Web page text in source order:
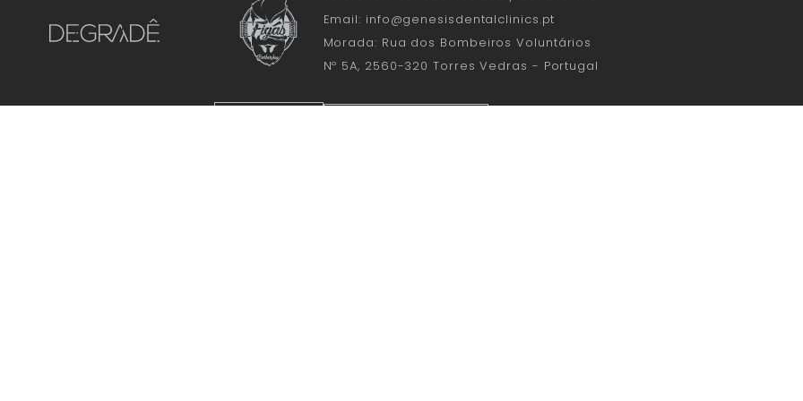
Email: info@genesisdentalclinics.pt
Morada: Rua dos Bombeiros Voluntários
Nº 5A, 2560-320 Torres Vedras - Portugal